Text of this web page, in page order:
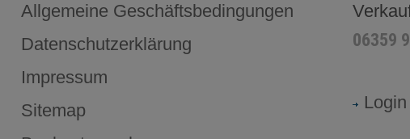
Allgemeine Geschäftsbedingungen
Datenschutzerklärung
Impressum
Sitemap
06359
Login